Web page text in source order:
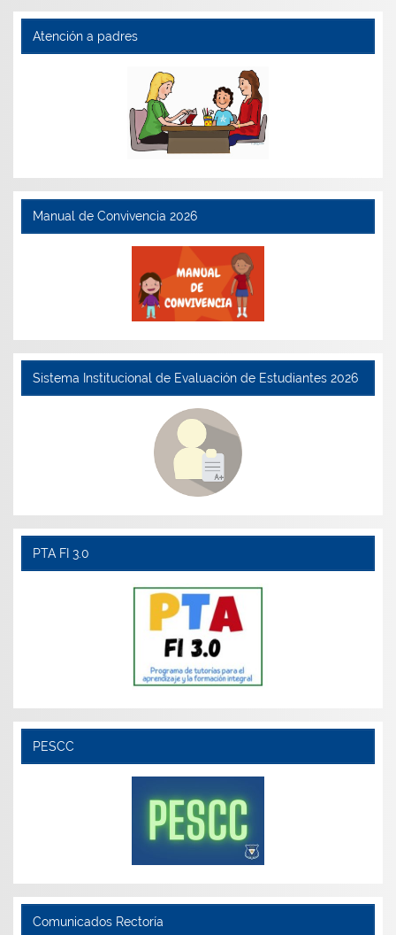
Atención a padres
Manual de Convivencia 2026
Sistema Institucional de Evaluación de Estudiantes 2026
PTA FI 3.0
PESCC
Comunicados Rectoría